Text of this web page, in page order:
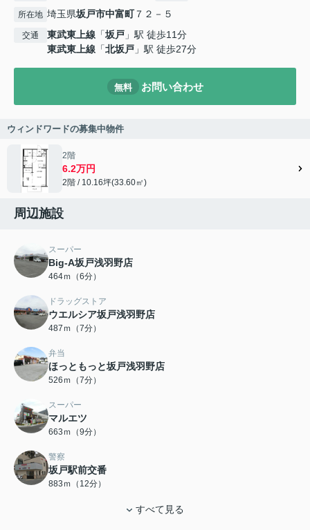
所在地 埼玉県坂戸市中富町７２－５
交通 東武東上線 「坂戸 」駅 徒歩11分
東武東上線 「北坂戸 」駅 徒歩27分
無料 お問い合わせ
ウィンドワードの募集中物件
2階
6.2万円
2階 / 10.16坪(33.60㎡)
周辺施設
スーパー
Big-A坂戸浅羽野店
464ｍ（6分）
ドラッグストア
ウエルシア坂戸浅羽野店
487ｍ（7分）
弁当
ほっともっと坂戸浅羽野店
526ｍ（7分）
スーパー
マルエツ
663ｍ（9分）
警察
坂戸駅前交番
883ｍ（12分）
すべて見る